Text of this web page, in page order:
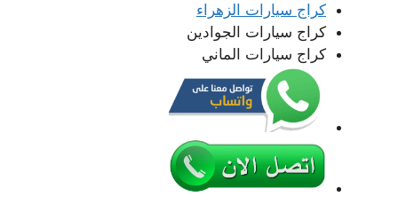
كراج سيارات الزهراء
كراج سيارات الجوادين
كراج سيارات الماني